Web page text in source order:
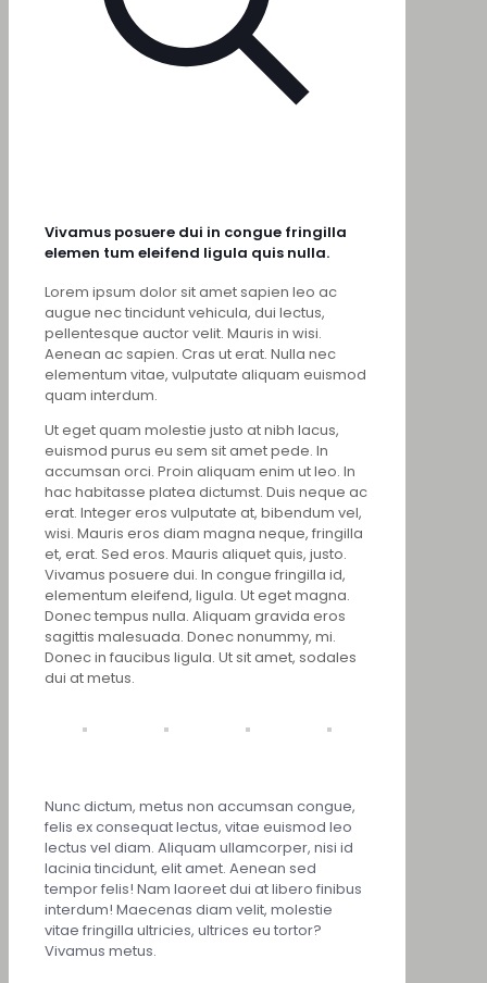
Vivamus posuere dui in congue fringilla
elemen tum eleifend ligula quis nulla.
Lorem ipsum dolor sit amet sapien leo ac
augue nec tincidunt vehicula, dui lectus,
pellentesque auctor velit. Mauris in wisi.
Aenean ac sapien. Cras ut erat. Nulla nec
elementum vitae, vulputate aliquam euismod
quam interdum.
Ut eget quam molestie justo at nibh lacus,
euismod purus eu sem sit amet pede. In
accumsan orci. Proin aliquam enim ut leo. In
hac habitasse platea dictumst. Duis neque ac
erat. Integer eros vulputate at, bibendum vel,
wisi. Mauris eros diam magna neque, fringilla
et, erat. Sed eros. Mauris aliquet quis, justo.
Vivamus posuere dui. In congue fringilla id,
elementum eleifend, ligula. Ut eget magna.
Donec tempus nulla. Aliquam gravida eros
sagittis malesuada. Donec nonummy, mi.
Donec in faucibus ligula. Ut sit amet, sodales
dui at metus.
Nunc dictum, metus non accumsan congue,
felis ex consequat lectus, vitae euismod leo
lectus vel diam. Aliquam ullamcorper, nisi id
lacinia tincidunt, elit amet. Aenean sed
tempor felis! Nam laoreet dui at libero finibus
interdum! Maecenas diam velit, molestie
vitae fringilla ultricies, ultrices eu tortor?
Vivamus metus.